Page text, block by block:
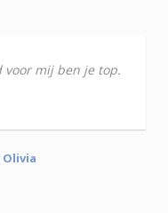
mij ben je top.